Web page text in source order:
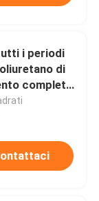
i periodi
di
completo